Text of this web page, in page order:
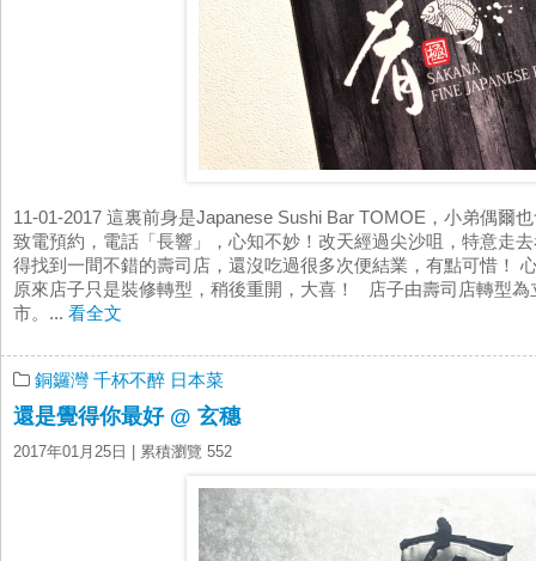
11-01-2017 這裏前身是Japanese Sushi Bar TOMOE，小弟偶爾
致電預約，電話「長響」，心知不妙！改天經過尖沙咀，特意走
得找到一間不錯的壽司店，還沒吃過很多次便結業，有點可惜！
原來店子只是裝修轉型，稍後重開，大喜！ 店子由壽司店轉型
市。... 看全文
銅鑼灣 千杯不醉 日本菜
還是覺得你最好 @ 玄穗
2017年01月25日 | 累積瀏覽 552